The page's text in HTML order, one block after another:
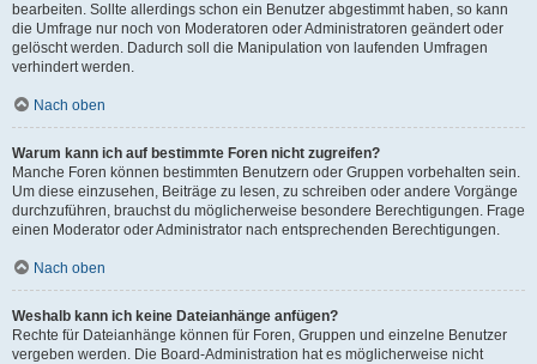
bearbeiten. Sollte allerdings schon ein Benutzer abgestimmt haben, so kann
die Umfrage nur noch von Moderatoren oder Administratoren geändert oder
gelöscht werden. Dadurch soll die Manipulation von laufenden Umfragen
verhindert werden.
Nach oben
Warum kann ich auf bestimmte Foren nicht zugreifen?
Manche Foren können bestimmten Benutzern oder Gruppen vorbehalten sein.
Um diese einzusehen, Beiträge zu lesen, zu schreiben oder andere Vorgänge
durchzuführen, brauchst du möglicherweise besondere Berechtigungen. Frage
einen Moderator oder Administrator nach entsprechenden Berechtigungen.
Nach oben
Weshalb kann ich keine Dateianhänge anfügen?
Rechte für Dateianhänge können für Foren, Gruppen und einzelne Benutzer
vergeben werden. Die Board-Administration hat es möglicherweise nicht